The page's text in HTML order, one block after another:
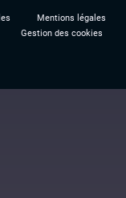
Mentions légales
Gestion des cookies